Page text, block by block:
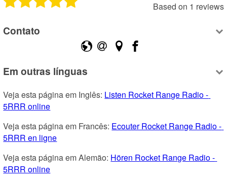
Based on 1 reviews
Contato
Em outras línguas
Veja esta página em Inglês: Listen Rocket Range Radio -
5RRR online
Veja esta página em Francês: Ecouter Rocket Range Radio -
5RRR en ligne
Veja esta página em Alemão: Hören Rocket Range Radio -
5RRR online